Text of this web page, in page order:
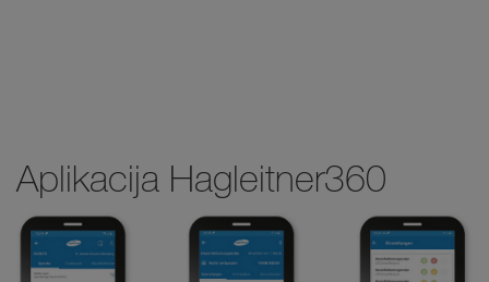
Aplikacija Hagleitner360